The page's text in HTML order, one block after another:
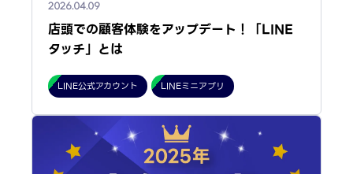
2026.04.09
店頭での顧客体験をアップデート！「LINE
タッチ」とは
LINE公式アカウント LINEミニアプリ